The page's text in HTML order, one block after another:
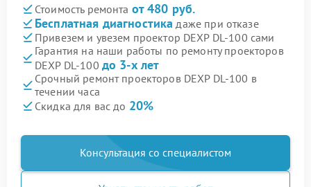
Стоимость ремонта от 480 руб.
Бесплатная диагностика даже при отказе
Привезем и увезем проектор DEXP DL-100 сами
Гарантия на наши работы по ремонту проекторов
DEXP DL-100 до 3-х лет
Срочный ремонт проекторов DEXP DL-100 в
течении часа
Скидка для вас до 20%
Консультация со специалистом